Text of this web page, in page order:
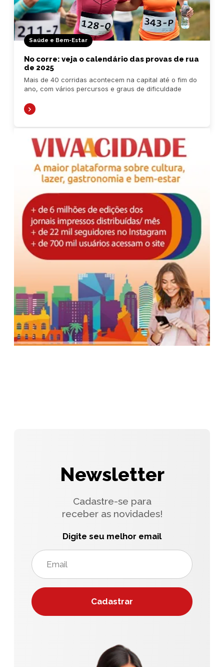
Saúde e Bem-Estar
No corre: veja o calendário das provas de rua
de 2025
Mais de 40 corridas acontecem na capital até o fim do
ano, com vários percursos e graus de dificuldade
Newsletter
Cadastre-se para
receber as novidades!
Digite seu melhor email